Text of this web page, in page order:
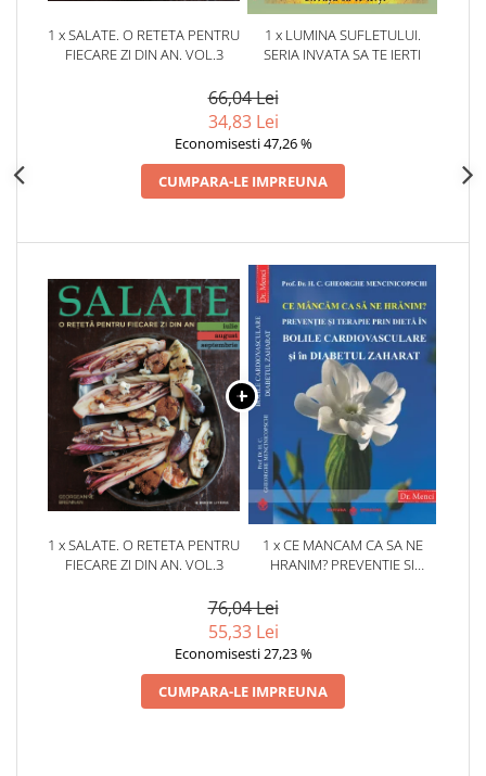
1 x SALATE. O RETETA PENTRU
FIECARE ZI DIN AN. VOL.3
1 x LUMINA SUFLETULUI.
SERIA INVATA SA TE IERTI
66,04 Lei
34,83 Lei
Economisesti 47,26 %
CUMPARA-LE IMPREUNA
1 x SALATE. O RETETA PENTRU
FIECARE ZI DIN AN. VOL.3
1 x CE MANCAM CA SA NE
HRANIM? PREVENTIE SI
CARDIOVASCULARE SI IN
76,04 Lei
55,33 Lei
Economisesti 27,23 %
CUMPARA-LE IMPREUNA